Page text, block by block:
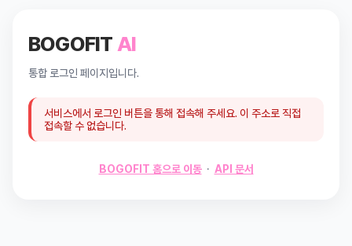
BOGOFIT AI
통합 로그인 페이지입니다.
서비스에서 로그인 버튼을 통해 접속해 주세요. 이 주소로 직접
접속할 수 없습니다.
BOGOFIT 홈으로 이동 · API 문서